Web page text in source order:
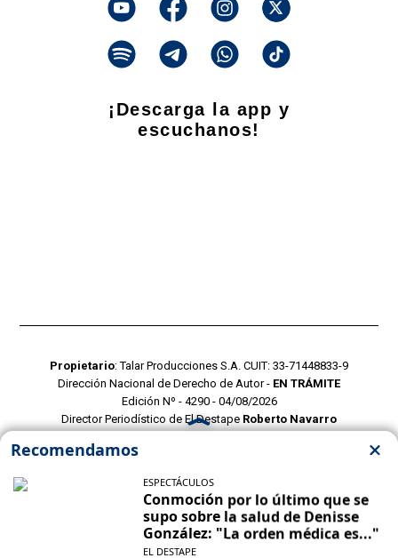
¡Descarga la app y
escuchanos!
Propietario: Talar Producciones S.A. CUIT: 33-71448833-9
Dirección Nacional de Derecho de Autor - EN TRÁMITE
Edición Nº - 4290 - 04/08/2026
Director Periodístico de El Destape Roberto Navarro
POLITICAS DE PRIVACIDAD
CONTACTO COMERCIAL
CONTACTO EDITORIAL